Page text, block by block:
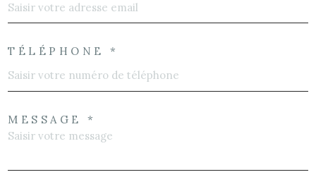
TÉLÉPHONE *
MESSAGE *